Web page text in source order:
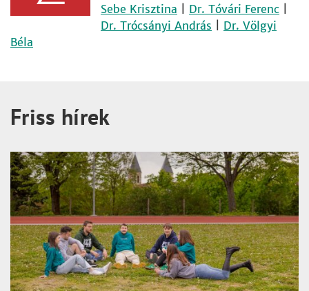
Sebe Krisztina
Dr. Tóvári Ferenc
Dr. Trócsányi András
Dr. Völgyi
Béla
Friss hírek